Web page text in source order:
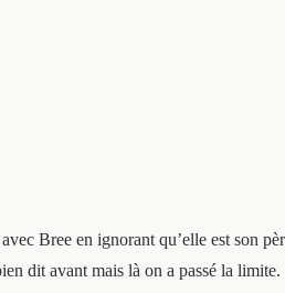
Bree en ignorant qu’elle est son
dit avant mais là on a passé la limite.